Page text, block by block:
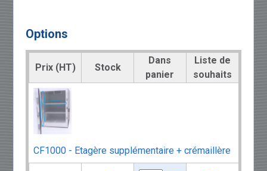
Options
Prix (HT) Stock
Dans
panier
Liste de
souhaits
CF1000 - Etagère supplémentaire + crémaillère